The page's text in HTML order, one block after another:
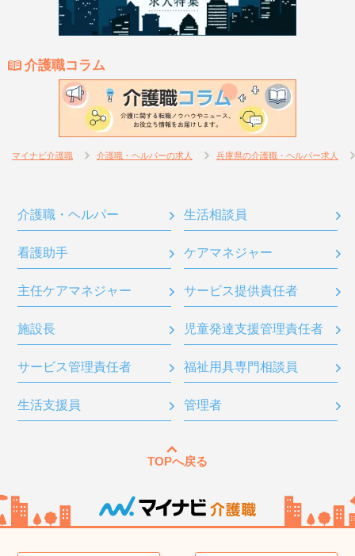
介護職コラム
マイナビ介護職 介護職・ヘルパーの求人 兵庫県の介護職・ヘルパー求人
介護職・ヘルパー 生活相談員
看護助手 ケアマネジャー
主任ケアマネジャー サービス提供責任者
施設長 児童発達支援管理責任者
サービス管理責任者 福祉用具専門相談員
生活支援員 管理者
TOPへ戻る